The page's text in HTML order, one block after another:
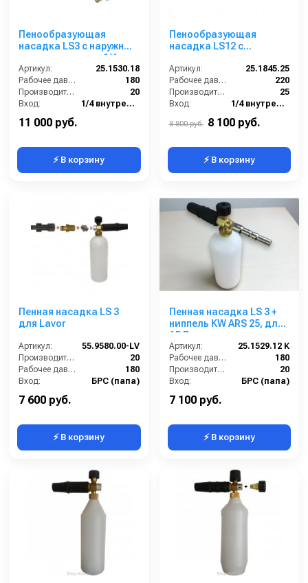
Пенообразующая
насадка LS3 с наружным
3/8ш-ш.
Артикул:
25.1530.18
Рабочее давление (бар):
180
Производительность (л/мин):
20
Вход:
1/4 внутренняя резьба
11 000 руб.
⚡ В корзину
Пенообразующая
насадка LS12 с
вход 1/4г - 3/8ш-ш.
(синий)
Артикул:
25.1845.25
Рабочее давление (бар):
220
Производительность (л/мин):
25
Вход:
1/4 внутренняя резьба
8 800 руб. 8 100 руб.
⚡ В корзину
Пенная насадка LS 3
для Lavor
Артикул:
55.9580.00-LV
Производительность (л/мин):
20
Рабочее давление (бар):
180
Вход:
БРС (папа)
7 600 руб.
⚡ В корзину
Пенная насадка LS 3 +
ниппель KW ARS 25, для
АВД
Артикул:
25.1529.12 К
Рабочее давление (бар):
180
Производительность (л/мин):
20
Вход:
БРС (папа)
7 100 руб.
⚡ В корзину